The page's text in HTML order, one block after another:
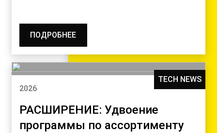
ПОДРОБНЕЕ
TECH NEWS
2026
РАСШИРЕНИЕ: Удвоение
программы по ассортименту